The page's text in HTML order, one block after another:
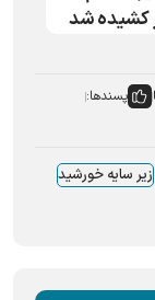
کشیده شد
پسندها:
زیر سایه خورشید